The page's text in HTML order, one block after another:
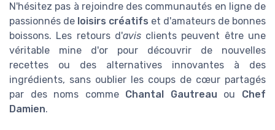
N'hésitez pas à rejoindre des communautés en ligne de
passionnés de loisirs créatifs et d'amateurs de bonnes
boissons. Les retours d'avisclients peuvent être une
véritable mine d'or pour découvrir de nouvelles
recettes ou des alternatives innovantes à des
ingrédients, sans oublier les coups de cœur partagés
par des noms comme Chantal Gautreau ou Chef
Damien.